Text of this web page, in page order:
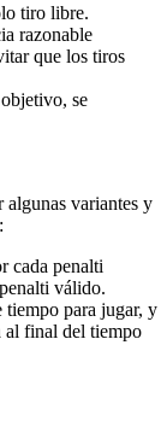
tiro libre.
razonable
que los tiros
se
algunas variantes y
cada penalti
válido.
tiempo para jugar, y
al final del tiempo